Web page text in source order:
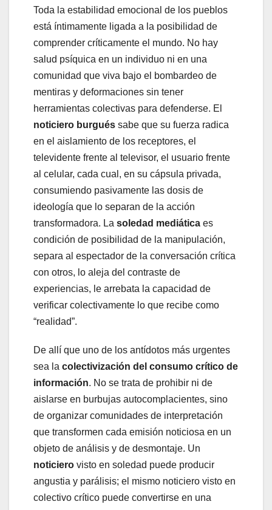
Toda la estabilidad emocional de los pueblos
está íntimamente ligada a la posibilidad de
comprender críticamente el mundo. No hay
salud psíquica en un individuo ni en una
comunidad que viva bajo el bombardeo de
mentiras y deformaciones sin tener
herramientas colectivas para defenderse. El
noticiero burgués sabe que su fuerza radica
en el aislamiento de los receptores, el
televidente frente al televisor, el usuario frente
al celular, cada cual, en su cápsula privada,
consumiendo pasivamente las dosis de
ideología que lo separan de la acción
transformadora. La soledad mediática es
condición de posibilidad de la manipulación,
separa al espectador de la conversación crítica
con otros, lo aleja del contraste de
experiencias, le arrebata la capacidad de
verificar colectivamente lo que recibe como
“realidad”.
De allí que uno de los antídotos más urgentes
sea la colectivización del consumo crítico de
información. No se trata de prohibir ni de
aislarse en burbujas autocomplacientes, sino
de organizar comunidades de interpretación
que transformen cada emisión noticiosa en un
objeto de análisis y de desmontaje. Un
noticiero visto en soledad puede producir
angustia y parálisis; el mismo noticiero visto en
colectivo crítico puede convertirse en una